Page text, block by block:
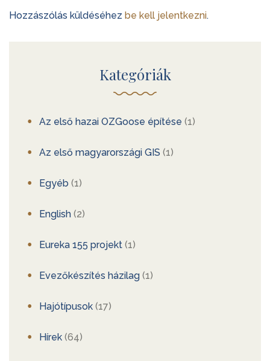
Hozzászólás küldéséhez be kell jelentkezni.
Kategóriák
Az első hazai OZGoose építése (1)
Az első magyarországi GIS (1)
Egyéb (1)
English (2)
Eureka 155 projekt (1)
Evezőkészítés házilag (1)
Hajótípusok (17)
Hírek (64)